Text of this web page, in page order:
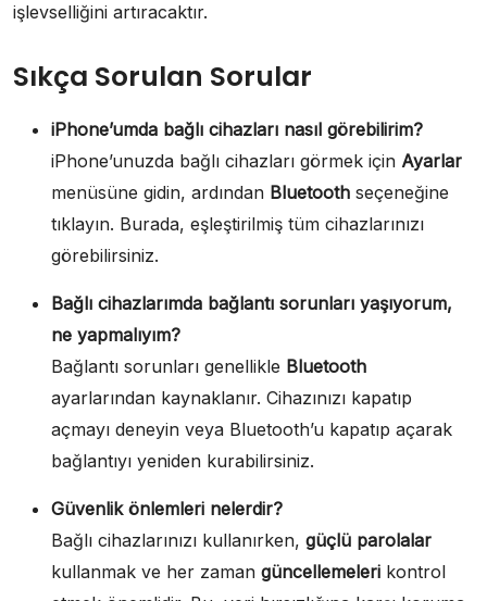
işlevselliğini artıracaktır.
Sıkça Sorulan Sorular
iPhone’umda bağlı cihazları nasıl görebilirim?
iPhone’unuzda bağlı cihazları görmek için Ayarlar
menüsüne gidin, ardından Bluetooth seçeneğine
tıklayın. Burada, eşleştirilmiş tüm cihazlarınızı
görebilirsiniz.
Bağlı cihazlarımda bağlantı sorunları yaşıyorum,
ne yapmalıyım?
Bağlantı sorunları genellikle Bluetooth
ayarlarından kaynaklanır. Cihazınızı kapatıp
açmayı deneyin veya Bluetooth’u kapatıp açarak
bağlantıyı yeniden kurabilirsiniz.
Güvenlik önlemleri nelerdir?
Bağlı cihazlarınızı kullanırken, güçlü parolalar
kullanmak ve her zaman güncellemeleri kontrol